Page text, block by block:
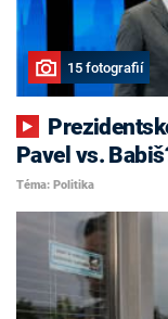
15 fotografií
Pavel vs.
Téma: Politika